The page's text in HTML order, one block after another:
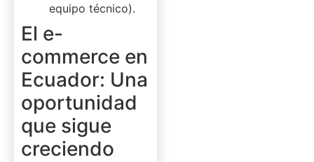
equipo técnico).
El e-
commerce en
Ecuador: Una
oportunidad
que sigue
creciendo